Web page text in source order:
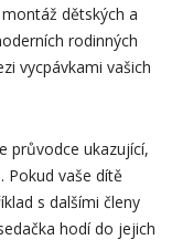
dětských a
rodinných
vycpávkami vašich
průvodce ukazující,
Pokud vaše dítě
s dalšími členy
hodí do jejich